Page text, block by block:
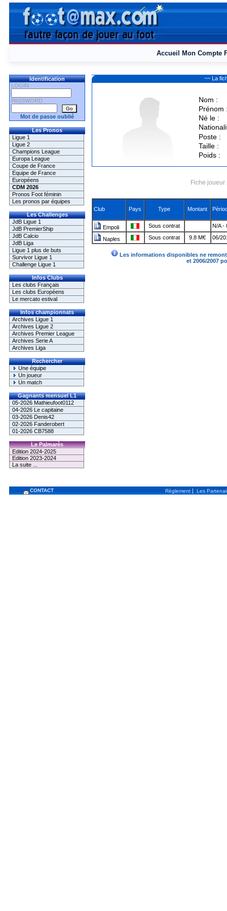
Accueil Mon Compte
Identification
LOGIN
PASSWORD
Mot de passe oublié
Les Pronos
Ligue 1
Ligue 2
Champions League
Europa League
Coupe de France
Equipe de France
Européens
CDM 2026
Pronos Foot féminin
Les pronos par équipes
Les Challenges
JdB Ligue 1
JdB PremierShip
JdB Calcio
JdB Liga
Ligue 1 plus de buts
Survivor Ligue 1
Challenge Ligue 1
Infos Clubs
Les clubs Français
Les clubs Européens
Le mercato estival
Infos championnats
Archives Ligue 1
Archives Ligue 2
Archives Premier League
Archives Serie A
Archives Liga
Rechercher
Une équipe
Un joueur
Un match
Gagnants mensuel L1
05-2026 Mathieufoot0112
04-2026 Le capitaine
03-2026 Denis42
02-2026 Fanderobert
01-2026 CB7588
Le Palmarès
Edition 2024-2025
Edition 2023-2024
La suite ...
~~ La
Nom :
Prénom
Né le :
Poste :
Taille :
Poids :
Fiche
Club Pays Type Montant
Empoli Sous contrat N/A -
Naples Sous contrat 9.8 M€ 06/
Les informations disponibles ne
et 2006/2007
CONTACT Règlement | Les